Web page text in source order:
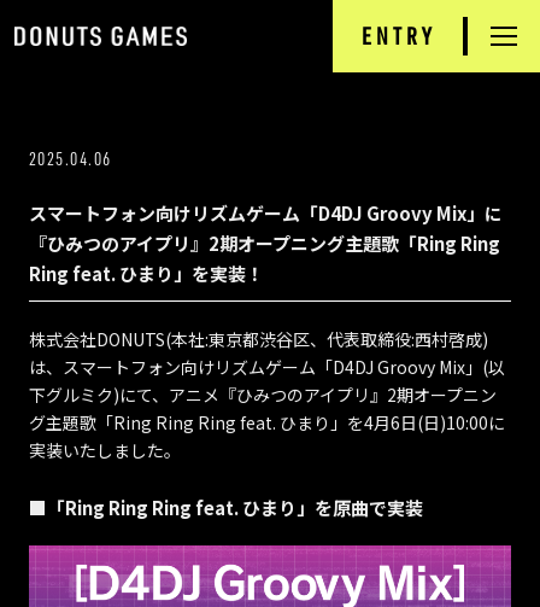
ENTRY
RECRUIT
DONUTS GAMES
PRODUCTS
INTERVIEW
JOB INFORMATION
COMPANY
2025.04.06
スマートフォン向けリズムゲーム「D4DJ Groovy Mix」に
『ひみつのアイプリ』2期オープニング主題歌「Ring Ring
Ring feat. ひまり」を実装！
株式会社DONUTS(本社:東京都渋谷区、代表取締役:西村啓成)
は、スマートフォン向けリズムゲーム「D4DJ Groovy Mix」(以
下グルミク)にて、アニメ『ひみつのアイプリ』2期オープニン
グ主題歌「Ring Ring Ring feat. ひまり」を4月6日(日)10:00に
実装いたしました。
■「Ring Ring Ring feat. ひまり」を原曲で実装